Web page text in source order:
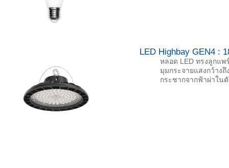
LED Highbay GEN4 :
หลอด LED ทรงลูกแพ
มุมกระจายแสงกว้าง
กระชากจากฟ้าผ่าใน